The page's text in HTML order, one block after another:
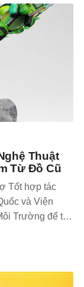
Thuật
Từ Đồ Cũ
Tốt hợp tác
và Viện
Trường để tổ